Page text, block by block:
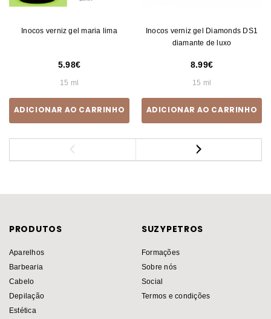
Inocos verniz gel maria lima
5.98
15 ml
ADICIONAR AO CARRINHO
Inocos verniz gel Diamonds DS1
diamante de luxo
8.99
15 ml
ADICIONAR AO CARRINHO
PRODUTOS
Aparelhos
Barbearia
Cabelo
Depilação
Estética
SUZYPETROS
Formações
Sobre nós
Social
Termos e condições